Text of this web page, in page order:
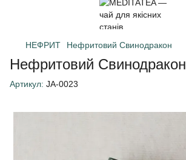
НЕФРИТ Нефритовий Свинодракон
Нефритовий Свинодракон
Артикул: JA-0023